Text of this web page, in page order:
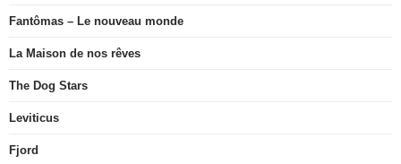
Fantômas – Le nouveau monde
La Maison de nos rêves
The Dog Stars
Leviticus
Fjord